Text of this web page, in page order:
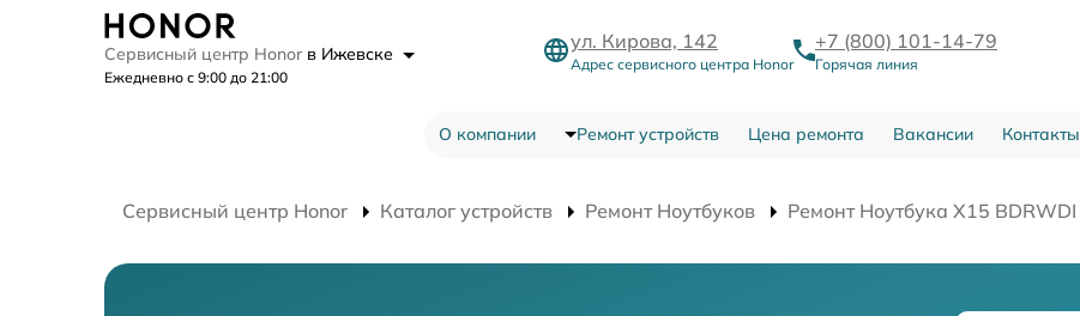
Сервисный центр Honor в Ижевске
Ежедневно с 9:00 до 21:00
ул. Кирова, 142
Адрес сервисного центра Honor
+7 (800) 101-14-79
Горячая линия
О компании Ремонт устройств Цена ремонта Вакансии Контакты
Сервисный центр Honor Каталог устройств Ремонт Ноутбуков Ремонт Ноутбука X15 BDRWDI